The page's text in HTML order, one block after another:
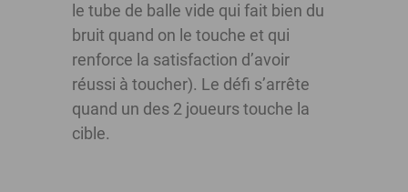
le tube de balle vide qui fait bien du
bruit quand on le touche et qui
renforce la satisfaction d’avoir
réussi à toucher). Le défi s’arrête
quand un des 2 joueurs touche la
cible.